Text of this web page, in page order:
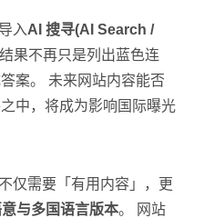
入AI 搜寻(AI Search /
果不再只是列出蓝色连
案。 未来网站内容能否
中，将成为影响国际曝光
仅需要「有用内容」，更
与多国语言版本。 网站